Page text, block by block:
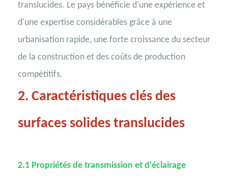
translucides. Le pays bénéficie d'une expérience et
d'une expertise considérables grâce à une
urbanisation rapide, une forte croissance du secteur
de la construction et des coûts de production
compétitifs.
2. Caractéristiques clés des
surfaces solides translucides
2.1 Propriétés de transmission et d'éclairage